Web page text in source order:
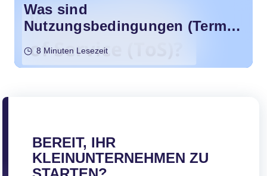
Was sind
Nutzungsbedingungen (Terms
8 Minuten Lesezeit
BEREIT, IHR
KLEINUNTERNEHMEN ZU